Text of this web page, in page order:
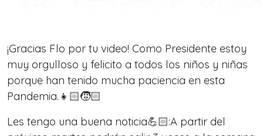
¡Gracias Flo por tu video! Como Presidente estoy
muy orgulloso y felicito a todos los niños y niñas
porque han tenido mucha paciencia en esta
Pandemia.👧🏻🧒🏻
Les tengo una buena noticia💪🏻:A partir del